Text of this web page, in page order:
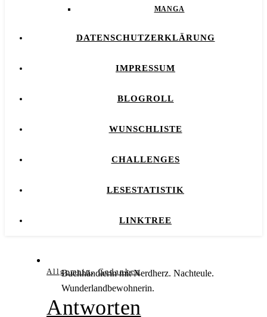
MANGA
DATENSCHUTZERKLÄRUNG
IMPRESSUM
BLOGROLL
WUNSCHLISTE
CHALLENGES
LESESTATISTIK
LINKTREE
Allgemein,Gedanken
Antworten
Buchhändlerin mit Nerdherz. Nachteule.
Wunderlandbewohnerin.